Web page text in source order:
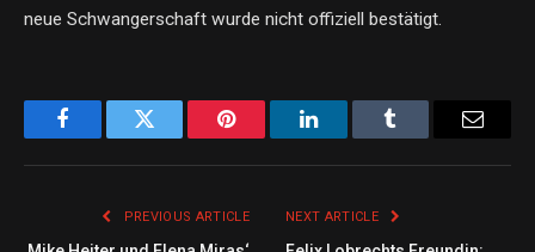
neue Schwangerschaft wurde nicht offiziell bestätigt.
FacebookTwitter Pinterest LinkedInTumblr
PREVIOUS ARTICLE NEXT ARTICLE